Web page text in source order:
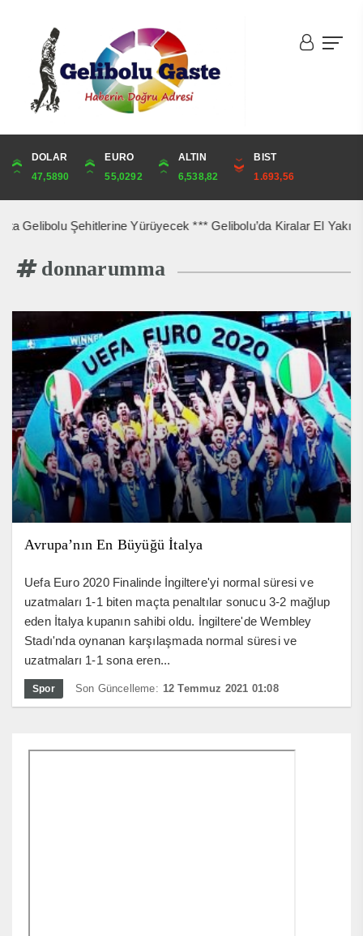
DOLAR
47,5890
EURO
55,0292
ALTIN
6,538,82
BIST
1.693,56
ONS
4,272,88
ALTIN
6,538,82
ÇEYREK
10,690,96
CUMHURİYET
43,869,00
Şehitlerine Yürüyecek *** Gelibolu’da Kiralar El
donnarumma
Avrupa’nın En Büyüğü İtalya
Uefa Euro 2020 Finalinde İngiltere'yi normal süresi ve
uzatmaları 1-1 biten maçta penaltılar sonucu 3-2 mağlup
eden İtalya kupanın sahibi oldu. İngiltere'de Wembley
Stadı'nda oynanan karşılaşmada normal süresi ve
uzatmaları 1-1 sona eren...
Spor Son Güncelleme: 12 Temmuz 2021 01:08